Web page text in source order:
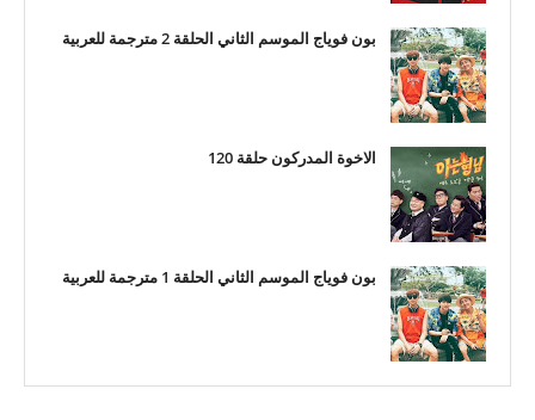
بون فوياج الموسم الثاني الحلقة 2 مترجمة للعربية
الاخوة المدركون حلقة 120
بون فوياج الموسم الثاني الحلقة 1 مترجمة للعربية